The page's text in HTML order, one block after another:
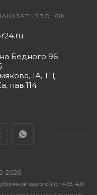
ЗВОНОК
Бедного 96
1А, ТЦ
пав.114
2026
офертой (ст.435, 437